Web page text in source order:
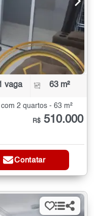
vaga 63 m²
2 quartos - 63 m²
R$ 510.000
Contatar